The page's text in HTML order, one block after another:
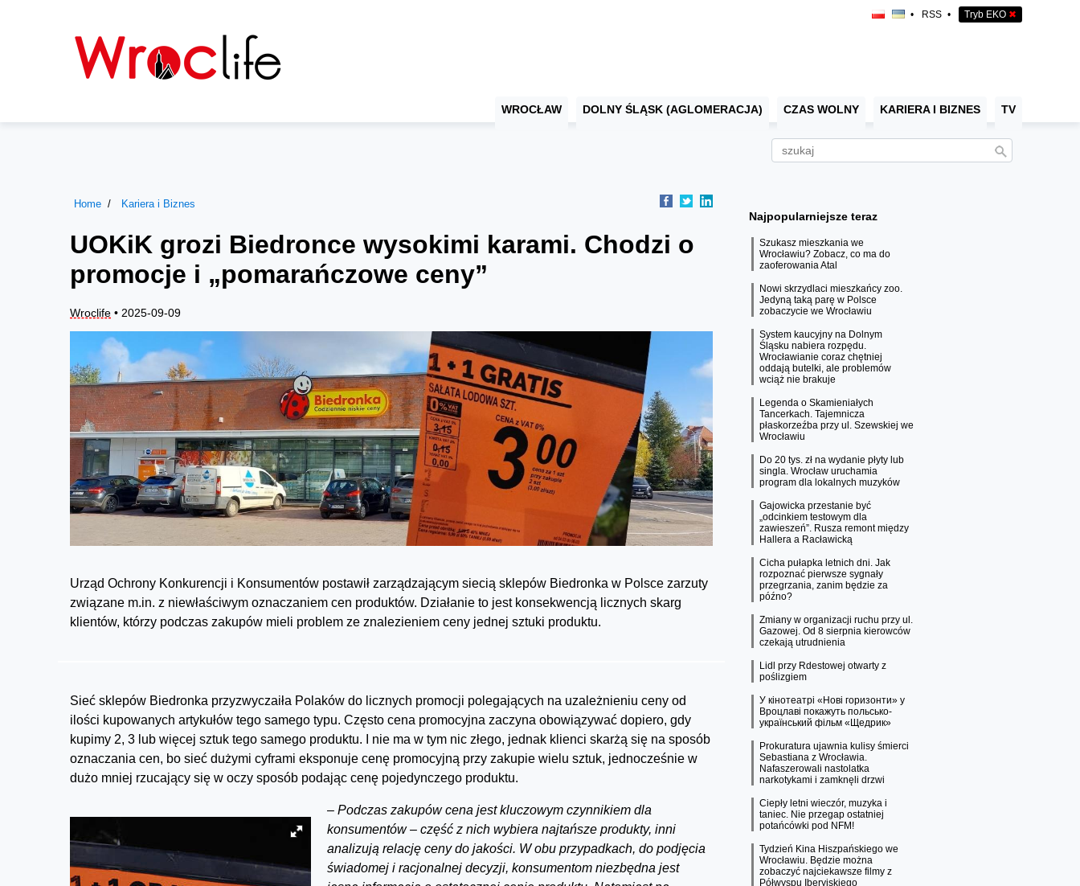
• RSS • Tryb EKO ✖
WROCŁAW DOLNY ŚLĄSK (AGLOMERACJA) CZAS WOLNY KARIERA I BIZNES TV
Home Kariera i Biznes
UOKiK grozi Biedronce wysokimi karami. Chodzi o
promocje i „pomarańczowe ceny”
Wroclife • 2025-09-09
Urząd Ochrony Konkurencji i Konsumentów postawił zarządzającym siecią sklepów Biedronka w Polsce zarzuty
związane m.in. z niewłaściwym oznaczaniem cen produktów. Działanie to jest konsekwencją licznych skarg
klientów, którzy podczas zakupów mieli problem ze znalezieniem ceny jednej sztuki produktu.
Sieć sklepów Biedronka przyzwyczaiła Polaków do licznych promocji polegających na uzależnieniu ceny od
ilości kupowanych artykułów tego samego typu. Często cena promocyjna zaczyna obowiązywać dopiero, gdy
kupimy 2, 3 lub więcej sztuk tego samego produktu. I nie ma w tym nic złego, jednak klienci skarżą się na sposób
oznaczania cen, bo sieć dużymi cyframi eksponuje cenę promocyjną przy zakupie wielu sztuk, jednocześnie w
dużo mniej rzucający się w oczy sposób podając cenę pojedynczego produktu.
– Podczas zakupów cena jest kluczowym czynnikiem dla
konsumentów – część z nich wybiera najtańsze produkty, inni
analizują relację ceny do jakości. W obu przypadkach, do podjęcia
świadomej i racjonalnej decyzji, konsumentom niezbędna jest
Najpopularniejsze teraz
Szukasz mieszkania we
Wrocławiu? Zobacz, co ma do
zaoferowania Atal
Nowi skrzydlaci mieszkańcy zoo.
Jedyną taką parę w Polsce
zobaczycie we Wrocławiu
System kaucyjny na Dolnym
Śląsku nabiera rozpędu.
Wrocławianie coraz chętniej
oddają butelki, ale problemów
wciąż nie brakuje
Legenda o Skamieniałych
Tancerkach. Tajemnicza
płaskorzeźba przy ul. Szewskiej we
Wrocławiu
Do 20 tys. zł na wydanie płyty lub
singla. Wrocław uruchamia
program dla lokalnych muzyków
Gajowicka przestanie być
„odcinkiem testowym dla
zawieszeń”. Rusza remont między
Hallera a Racławicką
Cicha pułapka letnich dni. Jak
rozpoznać pierwsze sygnały
przegrzania, zanim będzie za
późno?
Zmiany w organizacji ruchu przy ul.
Gazowej. Od 8 sierpnia kierowców
czekają utrudnienia
Lidl przy Rdestowej otwarty z
poślizgiem
У кінотеатрі «Нові горизонти» у
Вроцлаві покажуть польсько-
український фільм «Щедрик»
Prokuratura ujawnia kulisy śmierci
Sebastiana z Wrocławia.
Nafaszerowali nastolatka
narkotykami i zamknęli drzwi
Ciepły letni wieczór, muzyka i
taniec. Nie przegap ostatniej
potańcówki pod NFM!
Tydzień Kina Hiszpańskiego we
Wrocławiu. Będzie można
zobaczyć najciekawsze filmy z
Półwyspu Iberyjskiego